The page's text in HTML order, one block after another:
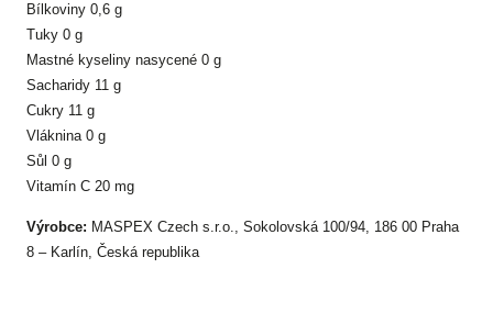
Bílkoviny 0,6 g
Tuky 0 g
Mastné kyseliny nasycené 0 g
Sacharidy 11 g
Cukry 11 g
Vláknina 0 g
Sůl 0 g
Vitamín C 20 mg
Výrobce: MASPEX Czech s.r.o., Sokolovská 100/94, 186 00 Praha
8 – Karlín, Česká republika